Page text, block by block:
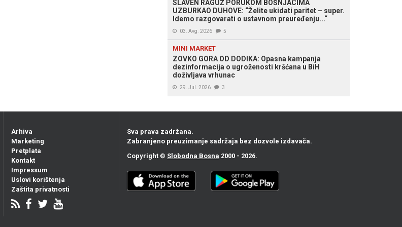
SLAVEN RAGUŽ PORUKOM BOŠNJACIMA
UZBURKAO DUHOVE: “Želite ukidati paritet – super.
Idemo razgovarati o ustavnom preuređenju...“
03. Avg. 2026 5
MINI MARKET
ZOVKO GORA OD DODIKA: Opasna kampanja
dezinformacija o ugroženosti kršćana u BiH
doživljava vrhunac
29. Jul. 2026 3
Arhiva
Marketing
Pretplata
Kontakt
Impressum
Uslovi korištenja
Zaštita privatnosti
Sva prava zadržana.
Zabranjeno preuzimanje sadržaja bez dozvole izdavača.
Copyright © Slobodna Bosna 2000 - 2026.